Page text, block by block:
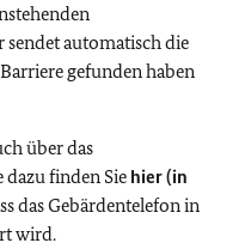
automatisch die
gefunden haben
über das
finden Sie hier (in
das Gebärdentelefon in
wird.